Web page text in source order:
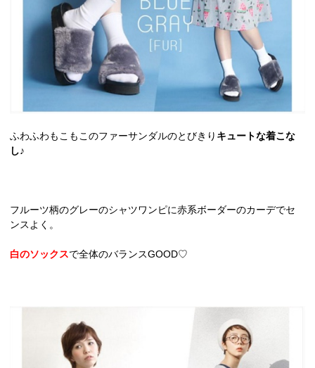
ふわふわもこもこのファーサンダルのとびきり キュートな着こな
し♪
フルーツ柄のグレーのシャツワンピに赤系ボーダーのカーデでセ
ンスよく。
白のソックスで全体のバランスGOOD♡